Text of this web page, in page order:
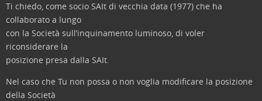
Ti chiedo, come socio SAIt di vecchia data (1977) che ha
collaborato a lungo
con la Società sull’inquinamento luminoso, di voler
riconsiderare la
posizione presa dalla SAIt.
Nel caso che Tu non possa o non voglia modificare la posizione
della Società